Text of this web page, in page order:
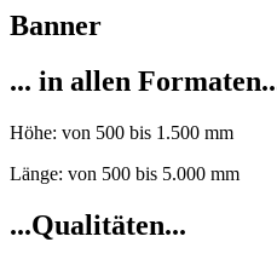
Banner
... in allen
Höhe: von 500 bis 1.500 mm
Länge: von 500 bis 5.000 mm
...Qualitäten...